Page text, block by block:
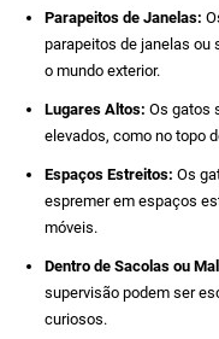
Parapeitos de Janelas:
parapeitos de janelas ou
o mundo exterior.
Lugares Altos: Os gatos
elevados, como no topo
Espaços Estreitos: Os
espremer em espaços
móveis.
Dentro de Sacolas ou
supervisão podem ser
curiosos.